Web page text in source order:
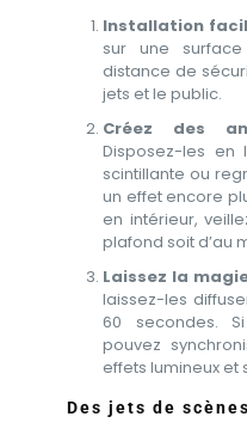
Installation
sur une
distance de
jets et le public.
Créez des
Disposez-les
scintillante ou
un effet encore
en intérieur,
plafond soit d’au
Laissez la
laissez-les
60 secondes.
pouvez
effets lumineux et
Des jets de